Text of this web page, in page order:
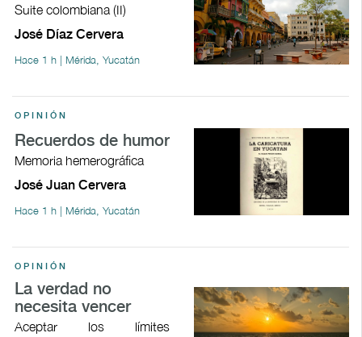
Suite colombiana (II)
José Díaz Cervera
Hace 1 h | Mérida, Yucatán
OPINIÓN
Recuerdos de humor
Memoria hemerográfica
José Juan Cervera
Hace 1 h | Mérida, Yucatán
OPINIÓN
La verdad no
necesita vencer
Aceptar los límites